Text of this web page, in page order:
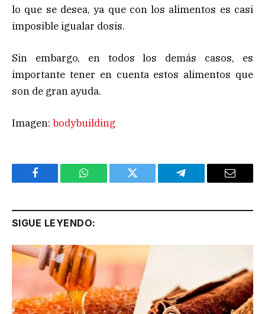
lo que se desea, ya que con los alimentos es casi
imposible igualar dosis.
Sin embargo, en todos los demás casos, es
importante tener en cuenta estos alimentos que
son de gran ayuda.
Imagen: bodybuilding
Facebook WhatsApp Twitter Telegram Email
SIGUE LEYENDO: